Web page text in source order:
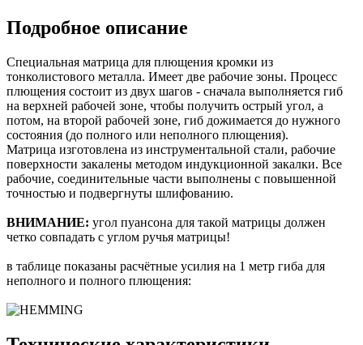
Подробное описание
Специальная матрица для плющения кромки из
тонколистового металла. Имеет две рабочие зоны. Процесс
плющения состоит из двух шагов - сначала выполняется гиб
на верхней рабочей зоне, чтобы получить острый угол, а
потом, на второй рабочей зоне, гиб дожимается до нужного
состояния (до полного или неполного плющения).
Матрица изготовлена из инструментальной стали, рабочие
поверхности закалены методом индукционной закалки. Все
рабочие, соединительные части выполнены с повышенной
точностью и подвергнуты шлифованию.
ВНИМАНИЕ: угол пуансона для такой матрицы должен
четко совпадать с углом ручья матрицы!
в таблице показаны расчётные усилия на 1 метр гиба для
неполного и полного плющения: